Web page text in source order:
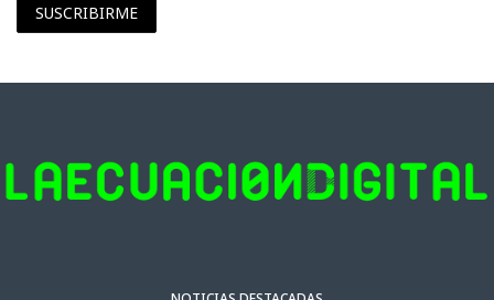
SUSCRIBIRME